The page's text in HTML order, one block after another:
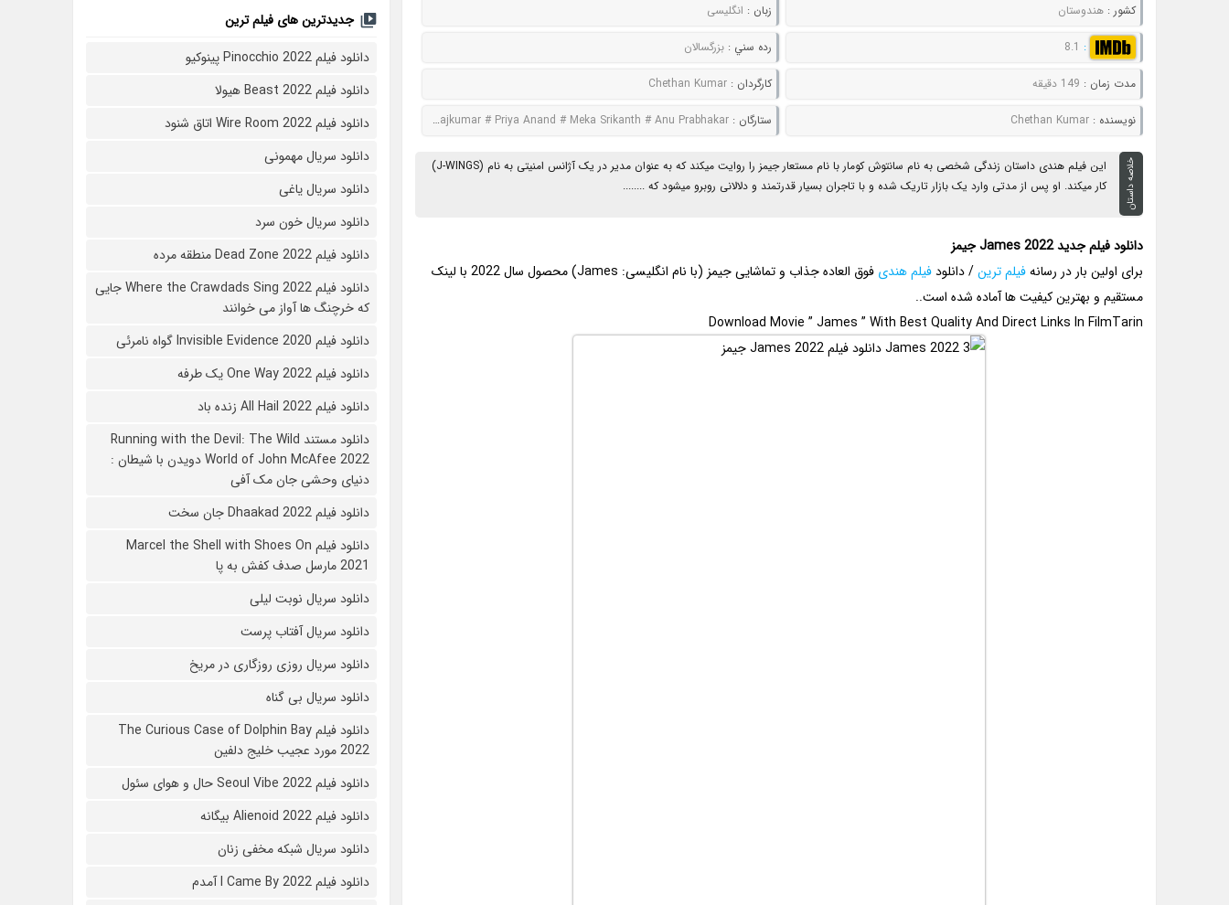
کشور :هندوستان زبان : انگلیسی
:
8.1 رده سني :بزرگسالان
مدت زمان : 149 دقیقه کارگردان :Chethan Kumar
نويسنده :Chethan Kumar ستارگان :Puneeth Rajkumar # Priya Anand # Meka Srikanth # Anu Prabhakar
خلاصه داستان
این فیلم هندی داستان زندگی شخصی به نام سانتوش کومار با نام مستعار جیمز را روایت میکند که به عنوان مدیر در یک آژانس امنیتی به نام (J-WINGS)
کار میکند. او پس از مدتی وارد یک بازار تاریک شده و با تاجران بسیار قدرتمند و دلالانی روبرو میشود که ........
دانلود فیلم جدید James 2022 جیمز
برای اولین بار در رسانهفیلم ترین/ دانلودفیلم هندی
فوق العاده جذاب و تماشایی جیمز (با نام انگلیسی: James) محصول سال 2022 با لینک
مستقیم و بهترین کیفیت ها آماده شده است..
Download Movie ” James ” With Best Quality And Direct Links In FilmTarin
جدیدترین های فیلم ترین
دانلود فیلم Pinocchio 2022 پینوکیو
دانلود فیلم Beast 2022 هیولا
دانلود فیلم Wire Room 2022 اتاق شنود
دانلود سریال مهمونی
دانلود سریال یاغی
دانلود سریال خون سرد
دانلود فیلم 2022 Dead Zone منطقه مرده
دانلود فیلم Where the Crawdads Sing 2022 جایی
که خرچنگ ها آواز می خوانند
دانلود فیلم 2020 Invisible Evidence گواه نامرئی
دانلود فیلم One Way 2022 یک طرفه
دانلود فیلم All Hail 2022 زنده باد
دانلود مستند Running with the Devil: The Wild
World of John McAfee 2022 دویدن با شیطان :
دنیای وحشی جان مک آفی
دانلود فیلم Dhaakad 2022 جان سخت
دانلود فیلم Marcel the Shell with Shoes On
2021 مارسل صدف کفش به پا
دانلود سریال نوبت لیلی
دانلود سریال آفتاب پرست
دانلود سریال روزی روزگاری در مریخ
دانلود سریال بی گناه
دانلود فیلم The Curious Case of Dolphin Bay
2022 مورد عجیب خلیج دلفین
دانلود فیلم Seoul Vibe 2022 حال و هوای سئول
دانلود فیلم Alienoid 2022 بیگانه
دانلود سریال شبکه مخفی زنان
دانلود فیلم I Came By 2022 آمدم